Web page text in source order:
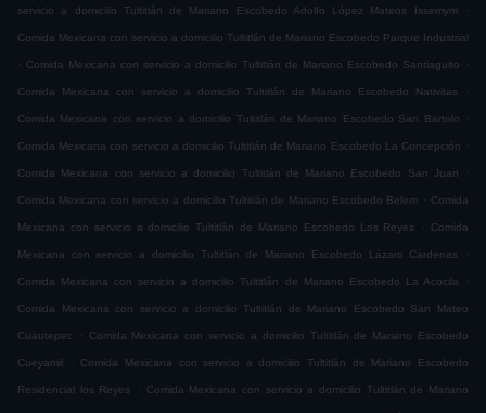
servicio a domicilio Tultitlán de Mariano Escobedo Adolfo López Mateos Issemym .
Comida Mexicana con servicio a domicilio Tultitlán de Mariano Escobedo Parque Industrial
. Comida Mexicana con servicio a domicilio Tultitlán de Mariano Escobedo Santiaguito .
Comida Mexicana con servicio a domicilio Tultitlán de Mariano Escobedo Nativitas .
Comida Mexicana con servicio a domicilio Tultitlán de Mariano Escobedo San Bartolo .
Comida Mexicana con servicio a domicilio Tultitlán de Mariano Escobedo La Concepción .
Comida Mexicana con servicio a domicilio Tultitlán de Mariano Escobedo San Juan .
Comida Mexicana con servicio a domicilio Tultitlán de Mariano Escobedo Belem . Comida
Mexicana con servicio a domicilio Tultitlán de Mariano Escobedo Los Reyes . Comida
Mexicana con servicio a domicilio Tultitlán de Mariano Escobedo Lázaro Cárdenas .
Comida Mexicana con servicio a domicilio Tultitlán de Mariano Escobedo La Acocila .
Comida Mexicana con servicio a domicilio Tultitlán de Mariano Escobedo San Mateo
Cuautepec . Comida Mexicana con servicio a domicilio Tultitlán de Mariano Escobedo
Cueyamil . Comida Mexicana con servicio a domicilio Tultitlán de Mariano Escobedo
Residencial los Reyes . Comida Mexicana con servicio a domicilio Tultitlán de Mariano